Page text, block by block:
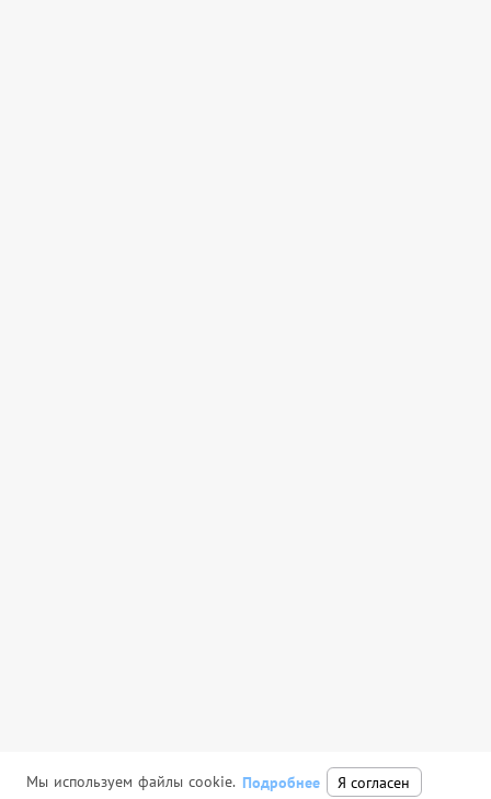
Мы используем файлы cookie. Подробнее Я согласен